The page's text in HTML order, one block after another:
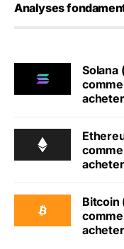
Analyses
Solana
Bitcoin